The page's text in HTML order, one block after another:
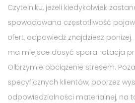
Czytelniku, jeżeli kiedykolwiek
spowodowana częstotliwość
ofert, odpowiedź znajdziesz
ma miejsce dosyć spora rotacja
Olbrzymie obciążenie stresem.
specyficznych klientów, poprzez
odpowiedzialności materialnej, na